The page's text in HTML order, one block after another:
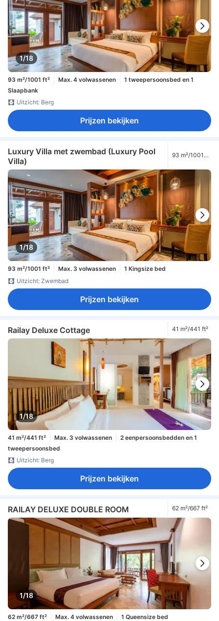
1/18
93 m²/1001 ft² Max. 4 volwassenen
1 tweepersoonsbed en 1
Slaapbank
Uitzicht: Berg
Prijzen bekijken
Luxury Villa met zwembad (Luxury Pool
Villa)
93 m²/1001
1/18
93 m²/1001 ft² Max. 3 volwassenen
1 Kingsize bed
Uitzicht: Zwembad
Prijzen bekijken
Railay Deluxe Cottage 41 m²/441 ft²
1/18
41 m²/441 ft² Max. 3 volwassenen
2 eenpersoonsbedden en 1
tweepersoonsbed
Uitzicht: Berg
Prijzen bekijken
RAILAY DELUXE DOUBLE ROOM 62 m²/667 ft²
1/18
62 m²/667 ft² Max. 4 volwassenen 1 Queensize bed